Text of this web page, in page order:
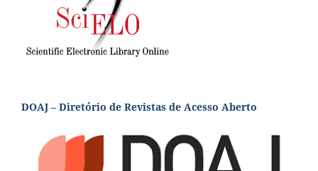
DOAJ – Diretório de Revistas de Acesso Aberto